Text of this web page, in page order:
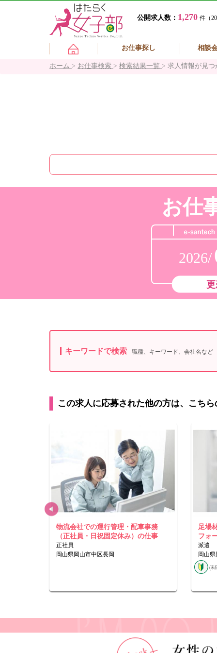
公開求人数： 1,270 件（
お仕事探し 相談
ホーム > お仕事検索 > 検索結果一覧 > 求人情報が見つ
お仕
2026/
キーワードで検索 職種、キーワード、会社名など
この求人に応募された他の方は、こち
物流会社での運行管理・配車事務
（正社員・日祝固定休み）の仕事
正社員
岡山県岡山市中区長岡
足場
フォ
派遣
岡山